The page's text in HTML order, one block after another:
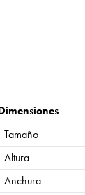
Tamaño
Altura
Anchura